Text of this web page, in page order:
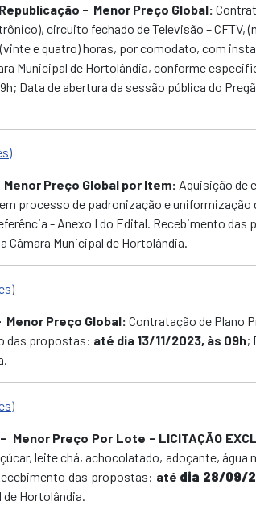
- Menor Preço Global:
circuito fechado de Televisão –
e quatro) horas, por comodato, com
Municipal de Hortolândia, conforme
Data de abertura da sessão pública do
Preço Global por Item: Aquisição de
processo de padronização e
- Anexo I do Edital. Recebimento
Câmara Municipal de Hortolândia.
Menor Preço Global: Contratação de Plano
das propostas: até dia 13/11/2023, às 09h;
- Menor Preço Por Lote - LICITAÇÃO
leite chá, achocolatado, adoçante,
das propostas: até dia 28/09/
Hortolândia.